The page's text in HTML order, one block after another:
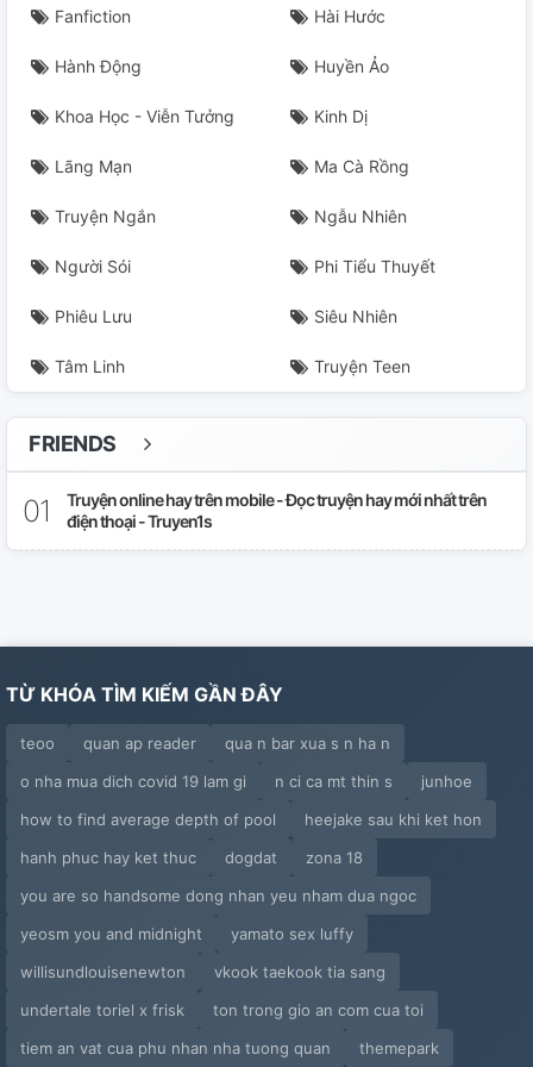
Fanfiction Hài Hước
Hành Động Huyền Ảo
Khoa Học - Viễn Tưởng Kinh Dị
Lãng Mạn Ma Cà Rồng
Truyện Ngắn Ngẫu Nhiên
Người Sói Phi Tiểu Thuyết
Phiêu Lưu Siêu Nhiên
Tâm Linh Truyện Teen
FRIENDS
Truyện online hay trên mobile - Đọc truyện hay mới nhất trên
điện thoại - Truyen1s
TỪ KHÓA TÌM KIẾM GẦN ĐÂY
teoo quan ap reader
qua n bar xua s n ha n
o nha mua dich covid 19 lam gi
n ci ca mt thin s
junhoe
how to find average depth of pool
heejake sau khi ket hon
hanh phuc hay ket thuc
dogdat
zona 18
you are so handsome dong nhan yeu nham dua ngoc
yeosm you and midnight
yamato sex luffy
willisundlouisenewton
vkook taekook tia sang
undertale toriel x frisk
ton trong gio an com cua toi
tiem an vat cua phu nhan nha tuong quan
themepark